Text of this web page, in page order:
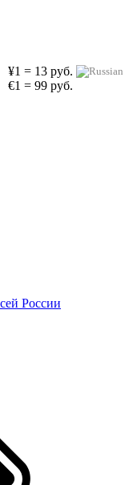
¥1 = 13 руб.
€1 = 99 руб.
России